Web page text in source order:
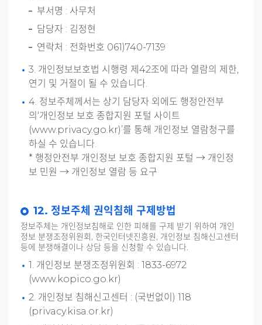
부서명 : 사무처
담당자 : 김정현
연락처 : 전화번호 061)740-7139
3. 개인정보보호법 시행령 제42조에 따라 열람의 제한,
연기 및 거절이 될 수 있습니다.
4. 정보주체께서는 상기 담당자 외에도 행정안전부
의‘개인정보 보호 종합지원 포털 사이트
(www.privacy.go.kr)’를 통해 개인정보 열람청구를
하실 수 있습니다.
* 행정안전부 개인정보 보호 종합지원 포털 → 개인정
보 민원 → 개인정보 열람 등 요구
12. 정보주체 권익침해 구제방법
정보주체는 개인정보침해로 인한 피해를 구제 받기 위하여 개인
정보 분쟁조정위원회, 한국인터넷진흥원, 개인정보 침해신고센터
등에 분쟁해결이나 상담 등을 신청할 수 있습니다.
1. 개인정보 분쟁조정위원회 : 1833-6972
(www.kopico.go.kr)
2. 개인정보 침해신고센터 : (국번없이) 118
(privacy.kisa.or.kr)